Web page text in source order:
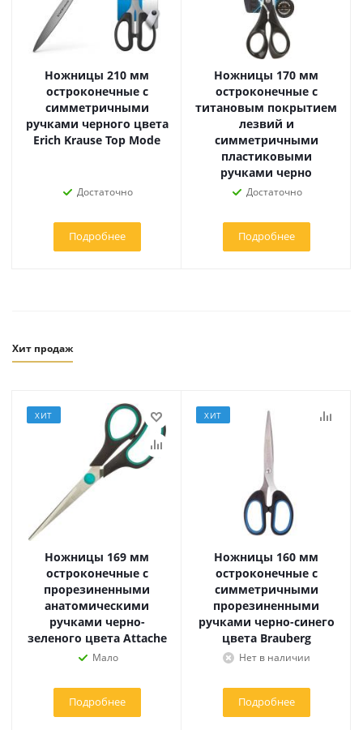
Ножницы 210 мм
остроконечные с
симметричными
ручками черного цвета
Erich Krause Top Mode
Достаточно
Подробнее
Ножницы 170 мм
остроконечные с
титановым покрытием
лезвий и
симметричными
пластиковыми
ручками черно
Достаточно
Подробнее
Хит продаж
ХИТ
Ножницы 169 мм
остроконечные с
прорезиненными
анатомическими
ручками черно-
зеленого цвета Attache
Мало
Подробнее
ХИТ
Ножницы 160 мм
остроконечные с
симметричными
прорезиненными
ручками черно-синего
цвета Brauberg
Нет в наличии
Подробнее